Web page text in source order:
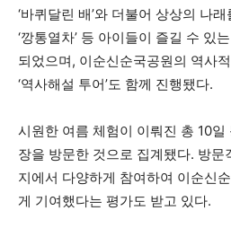
‘바퀴달린 배’와 더불어 상상의 나래
‘깡통열차’ 등 아이들이 즐길 수 있
되었으며, 이순신순국공원의 역사
‘역사해설 투어’도 함께 진행됐다.
시원한 여름 체험이 이뤄진 총 10
장을 방문한 것으로 집계됐다. 방
지에서 다양하게 참여하여 이순신
게 기여했다는 평가도 받고 있다.